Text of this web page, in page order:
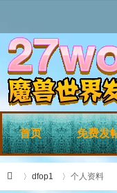
首页 免费发
dfop1 个人资料